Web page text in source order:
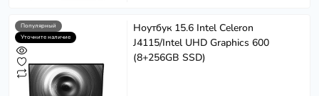
Популярный
Уточните наличие
Ноутбук 15.6 Intel Celeron
J4115/Intel UHD Graphics 600
(8+256GB SSD)